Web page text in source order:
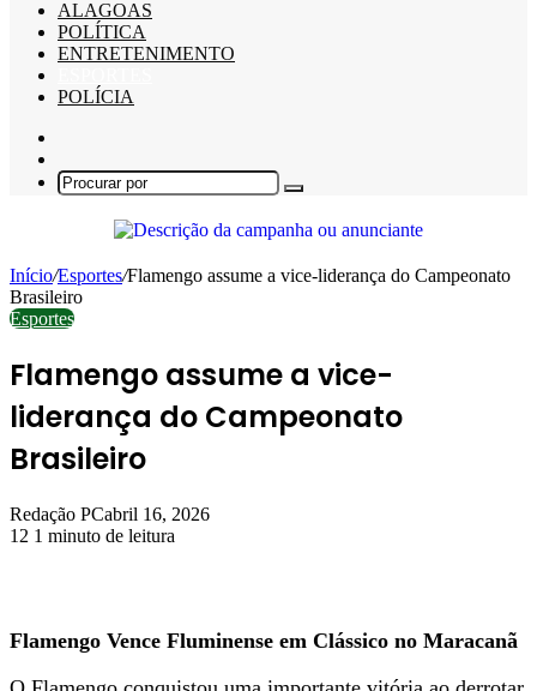
ALAGOAS
POLÍTICA
ENTRETENIMENTO
POLÍCIA
skin
Procurar
Início/Esportes/Flamengo assume a vice-liderança do Campeonato
Brasileiro
Esportes
Flamengo assume a vice-
liderança do Campeonato
Brasileiro
Redação PCabril 16, 2026
12 1 minuto de leitura
Flamengo Vence Fluminense em Clássico no Maracanã